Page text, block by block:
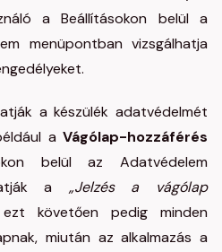
a Beállításokon belül a
menüpontban vizsgálhatja
a készülék adatvédelmét
a Vágólap-hozzáférés
belül az Adatvédelem
a „Jelzés a vágólap
követően pedig minden
miután az alkalmazás a